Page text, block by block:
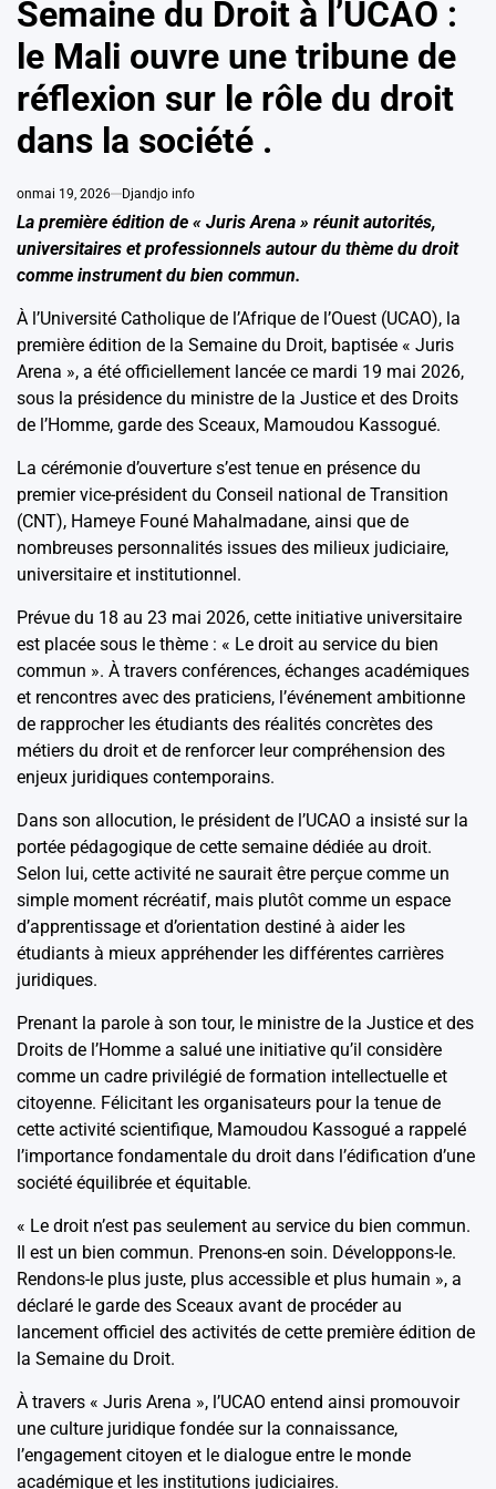
Semaine du Droit à l’UCAO :
le Mali ouvre une tribune de
réflexion sur le rôle du droit
dans la société .
onmai 19, 2026 Djandjo info
La première édition de « Juris Arena » réunit autorités,
universitaires et professionnels autour du thème du droit
comme instrument du bien commun.
À l’Université Catholique de l’Afrique de l’Ouest (UCAO), la
première édition de la Semaine du Droit, baptisée « Juris
Arena », a été officiellement lancée ce mardi 19 mai 2026,
sous la présidence du ministre de la Justice et des Droits
de l’Homme, garde des Sceaux, Mamoudou Kassogué.
La cérémonie d’ouverture s’est tenue en présence du
premier vice-président du Conseil national de Transition
(CNT), Hameye Founé Mahalmadane, ainsi que de
nombreuses personnalités issues des milieux judiciaire,
universitaire et institutionnel.
Prévue du 18 au 23 mai 2026, cette initiative universitaire
est placée sous le thème : « Le droit au service du bien
commun ». À travers conférences, échanges académiques
et rencontres avec des praticiens, l’événement ambitionne
de rapprocher les étudiants des réalités concrètes des
métiers du droit et de renforcer leur compréhension des
enjeux juridiques contemporains.
Dans son allocution, le président de l’UCAO a insisté sur la
portée pédagogique de cette semaine dédiée au droit.
Selon lui, cette activité ne saurait être perçue comme un
simple moment récréatif, mais plutôt comme un espace
d’apprentissage et d’orientation destiné à aider les
étudiants à mieux appréhender les différentes carrières
juridiques.
Prenant la parole à son tour, le ministre de la Justice et des
Droits de l’Homme a salué une initiative qu’il considère
comme un cadre privilégié de formation intellectuelle et
citoyenne. Félicitant les organisateurs pour la tenue de
cette activité scientifique, Mamoudou Kassogué a rappelé
l’importance fondamentale du droit dans l’édification d’une
société équilibrée et équitable.
« Le droit n’est pas seulement au service du bien commun.
Il est un bien commun. Prenons-en soin. Développons-le.
Rendons-le plus juste, plus accessible et plus humain », a
déclaré le garde des Sceaux avant de procéder au
lancement officiel des activités de cette première édition de
la Semaine du Droit.
À travers « Juris Arena », l’UCAO entend ainsi promouvoir
une culture juridique fondée sur la connaissance,
l’engagement citoyen et le dialogue entre le monde
académique et les institutions judiciaires.